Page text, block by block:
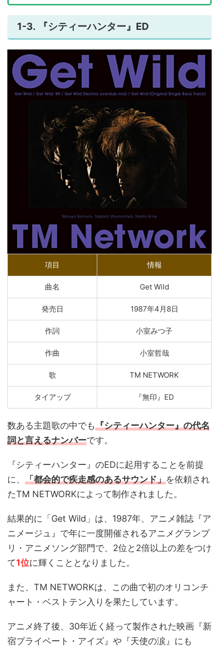
1-3. 『シティーハンター』ED
項目 情報
曲名 Get Wild
発売日 1987年4月8日
作詞 小室みつ子
作曲 小室哲哉
歌 TM NETWORK
タイアップ 『無印』ED
数ある主題歌の中でも『シティーハンター』の代名
詞と言えるナンバーです。
『シティーハンター』のEDに起用することを前提
に、 「都会的で疾走感のあるサウンド」を依頼され
たTM NETWORKによって制作されました。
結果的に「Get Wild」は、1987年、アニメ雑誌『ア
ニメージュ』で年に一度開催されるアニメグランプ
リ・アニメソング部門で、2位と2倍以上の差をつけ
て1位に輝くこととなりました。
また、TM NETWORKは、この曲で初のオリコンチ
ャート・ベストテン入りを果たしています。
アニメ終了後、30年近く経って製作された映画『新
宿プライベート・アイズ』や『天使の涙』にも